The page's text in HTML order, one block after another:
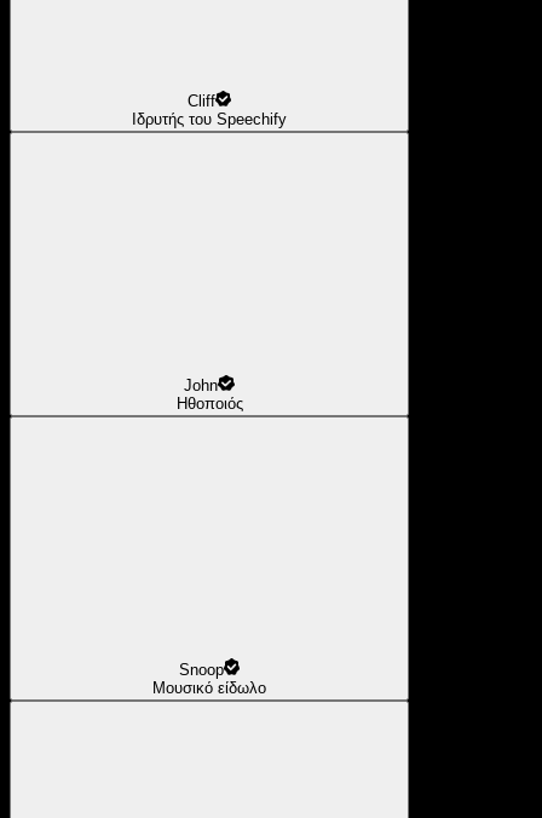
Cliff
Ιδρυτής του Speechify
John
Ηθοποιός
Snoop
Μουσικό είδωλο